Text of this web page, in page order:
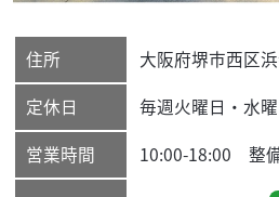
住所 大阪府堺市西区
定休日
毎週火曜日・水
営業時間
10:00-18:00 整